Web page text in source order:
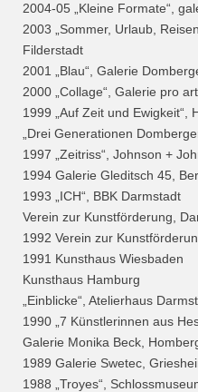
2004-05 „Kleine Formate“,
2003 „Sommer, Urlaub,
Filderstadt
2001 „Blau“, Galerie
2000 „Collage“, Galerie pro
1999 „Auf Zeit und Ewigkeit“,
„Drei Generationen
1997 „Zeitriss“, Johnson +
1994 Galerie Gleditsch 45,
1993 „ICH“, BBK Darmstadt
Verein zur Kunstförderung,
1992 Verein zur
1991 Kunsthaus Wiesbaden
Kunsthaus Hamburg
„Einblicke“, Atelierhaus
1990 „7 Künstlerinnen aus
Galerie Monika Beck,
1989 Galerie Swetec,
1988 „Troyes“,